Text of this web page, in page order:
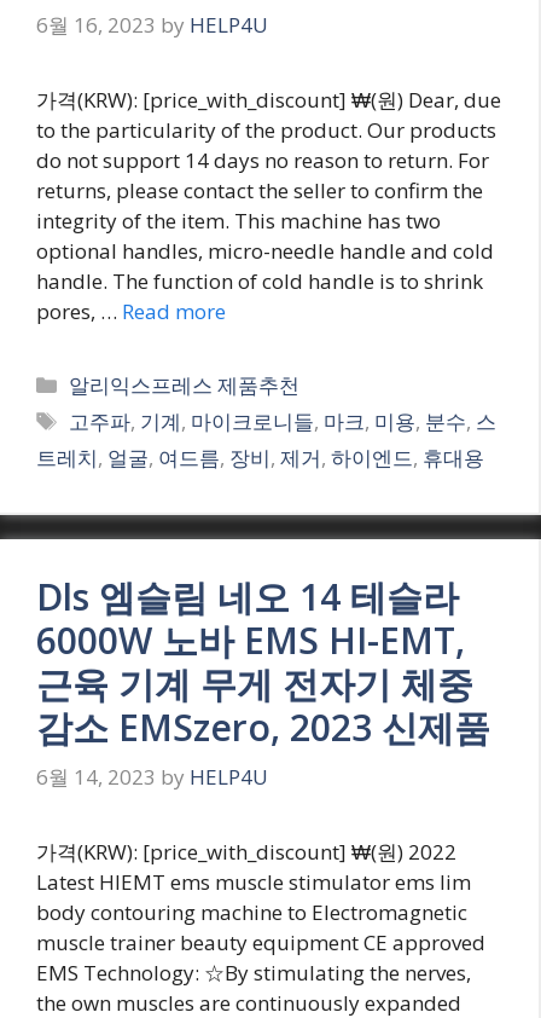
6월 16, 2023 by HELP4U
가격(KRW): [price_with_discount] ₩(원) Dear, due
to the particularity of the product. Our products
do not support 14 days no reason to return. For
returns, please contact the seller to confirm the
integrity of the item. This machine has two
optional handles, micro-needle handle and cold
handle. The function of cold handle is to shrink
pores, … Read more
Categories
알리익스프레스 제품추천
Tags
고주파, 기계, 마이크로니들, 마크, 미용, 분수, 스
트레치, 얼굴, 여드름, 장비, 제거, 하이엔드, 휴대용
Dls 엠슬림 네오 14 테슬라
6000W 노바 EMS HI-EMT,
근육 기계 무게 전자기 체중
감소 EMSzero, 2023 신제품
6월 14, 2023 by HELP4U
가격(KRW): [price_with_discount] ₩(원) 2022
Latest HIEMT ems muscle stimulator ems lim
body contouring machine to Electromagnetic
muscle trainer beauty equipment CE approved
EMS Technology: ☆By stimulating the nerves,
the own muscles are continuously expanded